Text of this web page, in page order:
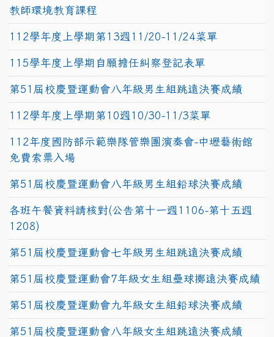
教師環境教育課程
112學年度上學期第13週11/20-11/24菜單
115學年度上學期自願擔任糾察登記表單
第51屆校慶暨運動會八年級男生組跳遠決賽成績
112學年度上學期第10週10/30-11/3菜單
112年度國防部示範樂隊管樂團演奏會-中壢藝術館
免費索票入場
第51屆校慶暨運動會八年級男生組鉛球決賽成績
各班午餐資料請核對(公告第十一週1106-第十五週
1208)
第51屆校慶暨運動會七年級男生組跳遠決賽成績
第51屆校慶暨運動會7年級女生組壘球擲遠決賽成績
第51屆校慶暨運動會九年級女生組鉛球決賽成績
第51屆校慶暨運動會八年級女生組跳遠決賽成績